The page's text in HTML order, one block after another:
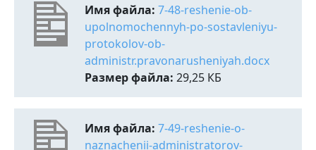
Имя файла: 7-48-reshenie-ob-
upolnomochennyh-po-sostavleniyu-
protokolov-ob-
administr.pravonarusheniyah.docx
Размер файла: 29,25 КБ
Имя файла: 7-49-reshenie-o-
naznachenii-administratorov-